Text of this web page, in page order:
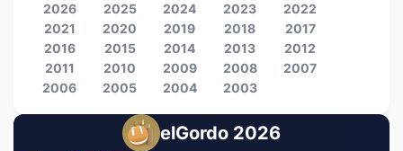
elGordo 2026
2026 2025 2024 2023
2022
2021
2020 2019 2018
2017
2016
2015 2014 2013
2012
2011
2010 2009 2008
2007
2006
2005 2004 2003